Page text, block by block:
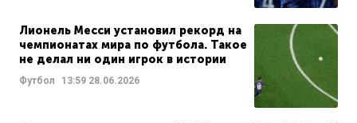
Лионель Месси установил рекорд на
чемпионатах мира по футбола. Такое
не делал ни один игрок в истории
Футбол 13:59 28.06.2026